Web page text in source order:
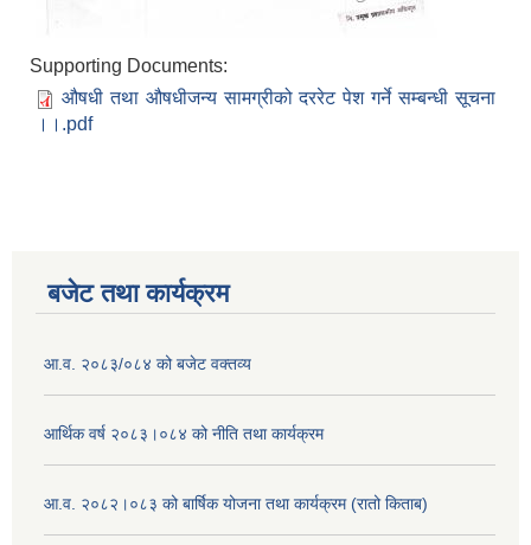
Supporting Documents:
औषधी तथा औषधीजन्य सामग्रीको दररेट पेश गर्ने सम्बन्धी सूचना
।।.pdf
बजेट तथा कार्यक्रम
आ.व. २०८३/०८४ को बजेट वक्तव्य
आर्थिक वर्ष २०८३।०८४ को नीति तथा कार्यक्रम
आ.व. २०८२।०८३ को बार्षिक योजना तथा कार्यक्रम (रातो किताब)